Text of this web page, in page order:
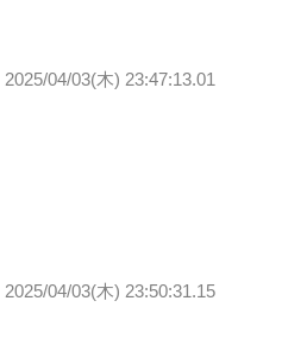
2025/04/03(木) 23:47:13.01
2025/04/03(木) 23:50:31.15